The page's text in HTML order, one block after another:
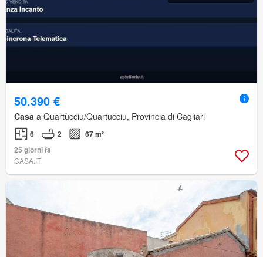
50.390 €
Casa a Quartùcciu/Quartucciu, Provincia di Cagliari
6 2
67 m²
25 giorni fa
CASA.IT